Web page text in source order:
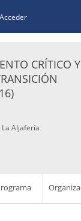
Acceder
CRÍTICO Y
Aljafería